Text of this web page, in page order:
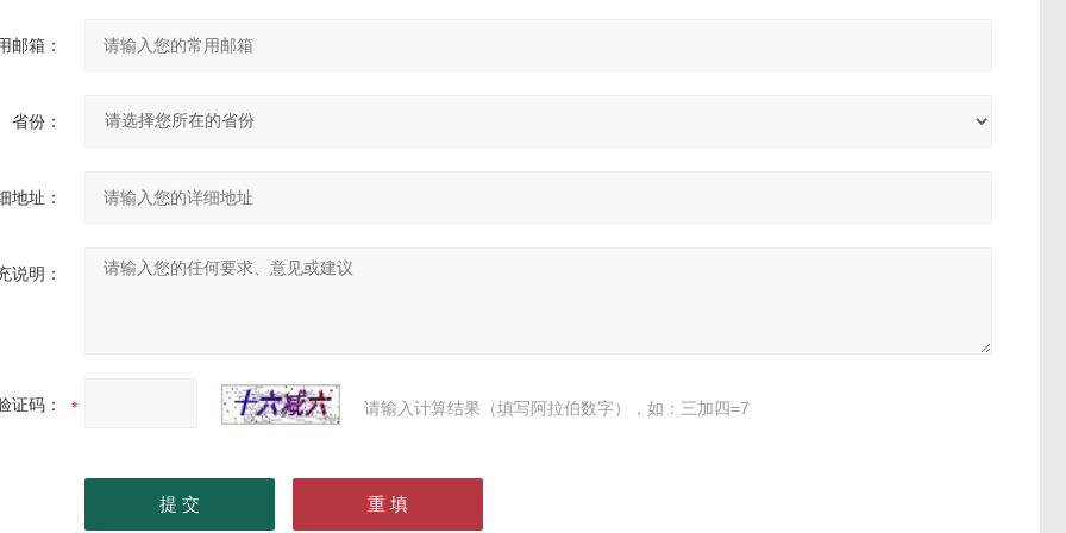
邮箱：
省份：
地址：
说明：
证码： 请输入计算结果（填写阿拉伯数字），如：三加四=7